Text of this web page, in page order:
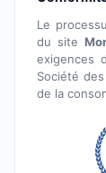
Le
du site
exigences
Société
de la